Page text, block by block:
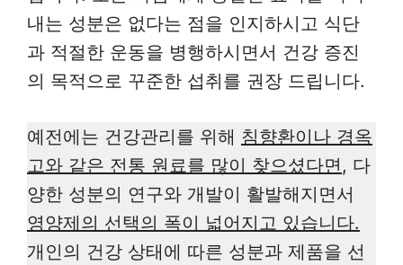
내는 성분은 없다는 점을 인지하시고 식단
과 적절한 운동을 병행하시면서 건강 증진
의 목적으로 꾸준한 섭취를 권장 드립니다.
예전에는 건강관리를 위해 침향환이나 경옥
고와 같은 전통 원료를 많이 찾으셨다면 , 다
양한 성분의 연구와 개발이 활발해지면서
영양제의 선택의 폭이 넓어지고 있습니다.
개인의 건강 상태에 따른 성분과 제품을 선